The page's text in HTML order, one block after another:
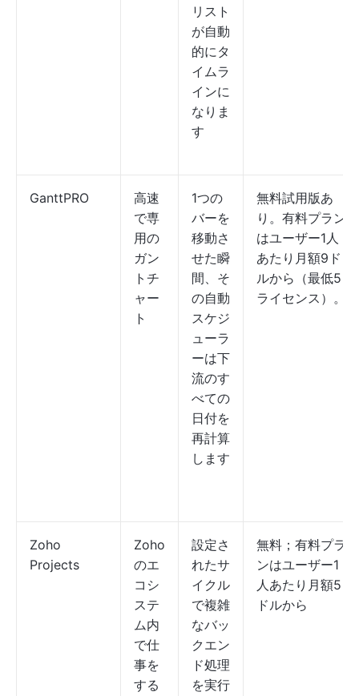
リスト
が自動
的にタ
イムラ
インに
なりま
す
GanttPRO
高速
で専
用の
ガン
トチ
ャー
ト
1つの
バーを
移動さ
せた瞬
間、そ
の自動
スケジ
ューラ
ーは下
流のす
べての
日付を
再計算
します
無料試用版あ
り。有料プラン
はユーザー1人
あたり月額9ド
ルから（最低5
ライセンス）。
Zoho
Projects
Zoho
のエ
コシ
ステ
ム内
で仕
事を
する
設定さ
れたサ
イクル
で複雑
なバッ
クエン
ド処理
を実行
無料；有料プラ
ンはユーザー1
人あたり月額5
ドルから